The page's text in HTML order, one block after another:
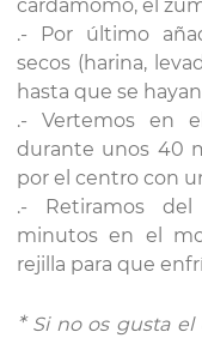
cardamomo, el
.- Por último
secos (harina,
hasta que se
.- Vertemos en
durante unos 40
por el centro con
.- Retiramos
minutos en el
rejilla para que
*Si no os gusta el